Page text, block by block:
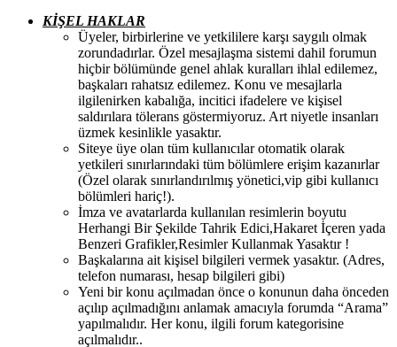
KİŞEL HAKLAR
Üyeler, birbirlerine ve yetkililere karşı saygılı olmak
zorundadırlar. Özel mesajlaşma sistemi dahil forumun
hiçbir bölümünde genel ahlak kuralları ihlal edilemez,
başkaları rahatsız edilemez. Konu ve mesajlarla
ilgilenirken kabalığa, incitici ifadelere ve kişisel
saldırılara tölerans göstermiyoruz. Art niyetle insanları
üzmek kesinlikle yasaktır.
Siteye üye olan tüm kullanıcılar otomatik olarak
yetkileri sınırlarındaki tüm bölümlere erişim kazanırlar
(Özel olarak sınırlandırılmış yönetici,vip gibi kullanıcı
bölümleri hariç!).
İmza ve avatarlarda kullanılan resimlerin boyutu
Herhangi Bir Şekilde Tahrik Edici,Hakaret İçeren yada
Benzeri Grafikler,Resimler Kullanmak Yasaktır !
Başkalarına ait kişisel bilgileri vermek yasaktır. (Adres,
telefon numarası, hesap bilgileri gibi)
Yeni bir konu açılmadan önce o konunun daha önceden
açılıp açılmadığını anlamak amacıyla forumda “Arama”
yapılmalıdır. Her konu, ilgili forum kategorisine
açılmalıdır..